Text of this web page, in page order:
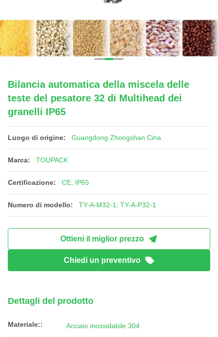
Bilancia automatica della miscela delle
teste del pesatore 32 di Multihead dei
granelli IP65
Luogo di origine: Guangdong Zhongshan Cina
Marca: TOUPACK
Certificazione: CE, IP65
Numero di modello: TY-A-M32-1; TY-A-P32-1
Ottieni il miglior prezzo
Chiedi un preventivo
Dettagli del prodotto
Materiale:: Acciaio inossidabile 304